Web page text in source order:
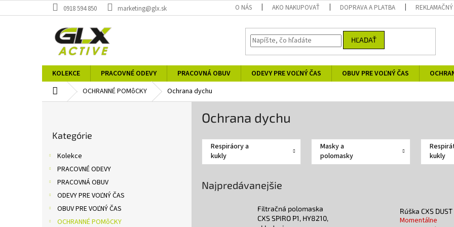
na
0918 594 850 marketing@glx.sk O NÁS AKO NAKUPOVAŤ DOPRAVA A PLATBA
HĽADAŤ
KOLEKCE PRACOVNÉ ODEVY PRACOVNÁ OBUV ODEVY PRE VOĽNÝ ČAS OBUV PRE VOĽNÝ ČAS
DomovOCHRANNÉ POMôCKY Ochrana dychu
kategórie
Kategórie
Kolekce
PRACOVNÉ ODEVY
PRACOVNÁ OBUV
ODEVY PRE VOĽNÝ ČAS
OBUV PRE VOĽNÝ ČAS
OCHRANNÉ POMôCKY
Ochrana dychu
Respiráory a
kukly
Masky a
polomasky
kukly
Najpredávanejšie
Filtračná polomaska
CXS SPIRO P1, HY8210,
Rúška CXS DUST
Momentálne